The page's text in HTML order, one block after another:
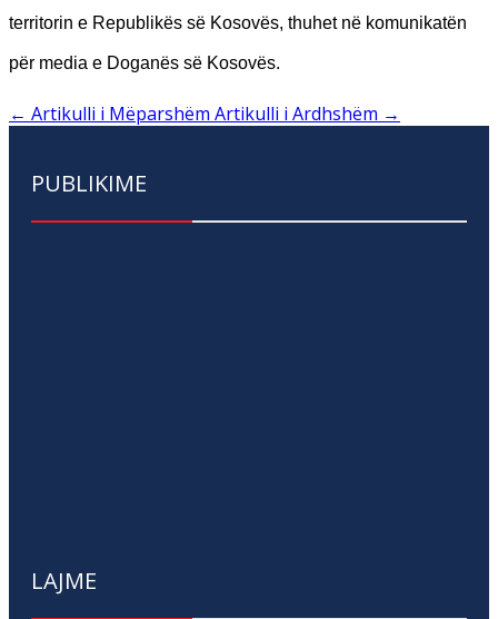
territorin e Republikës së Kosovës, thuhet në komunikatën
për media e Doganës së Kosovës.
← Artikulli i Mëparshëm Artikulli i Ardhshëm →
PUBLIKIME
LAJME